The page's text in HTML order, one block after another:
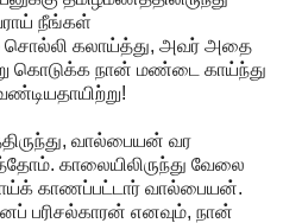
நீங்கள்
சொல்லி கலாய்த்து, அவர் அதை
கொடுக்க நான் மண்டை காய்ந்து
வால்பையன் வர
காலையிலிருந்து வேலை
காணப்பட்டார் வால்பையன்.
பரிசல்காரன் எனவும், நான்